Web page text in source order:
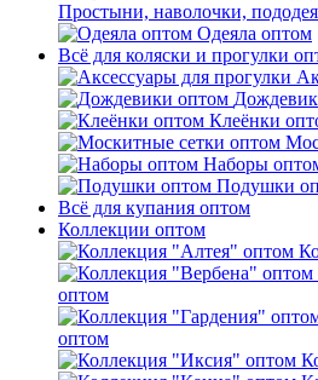
Простыни, наволочки,
Одеяла оптом
Всё для коляски и прогулки
Клеёнки
Наборы
Подушки
Всё для купания оптом
Коллекции оптом
оптом
оптом